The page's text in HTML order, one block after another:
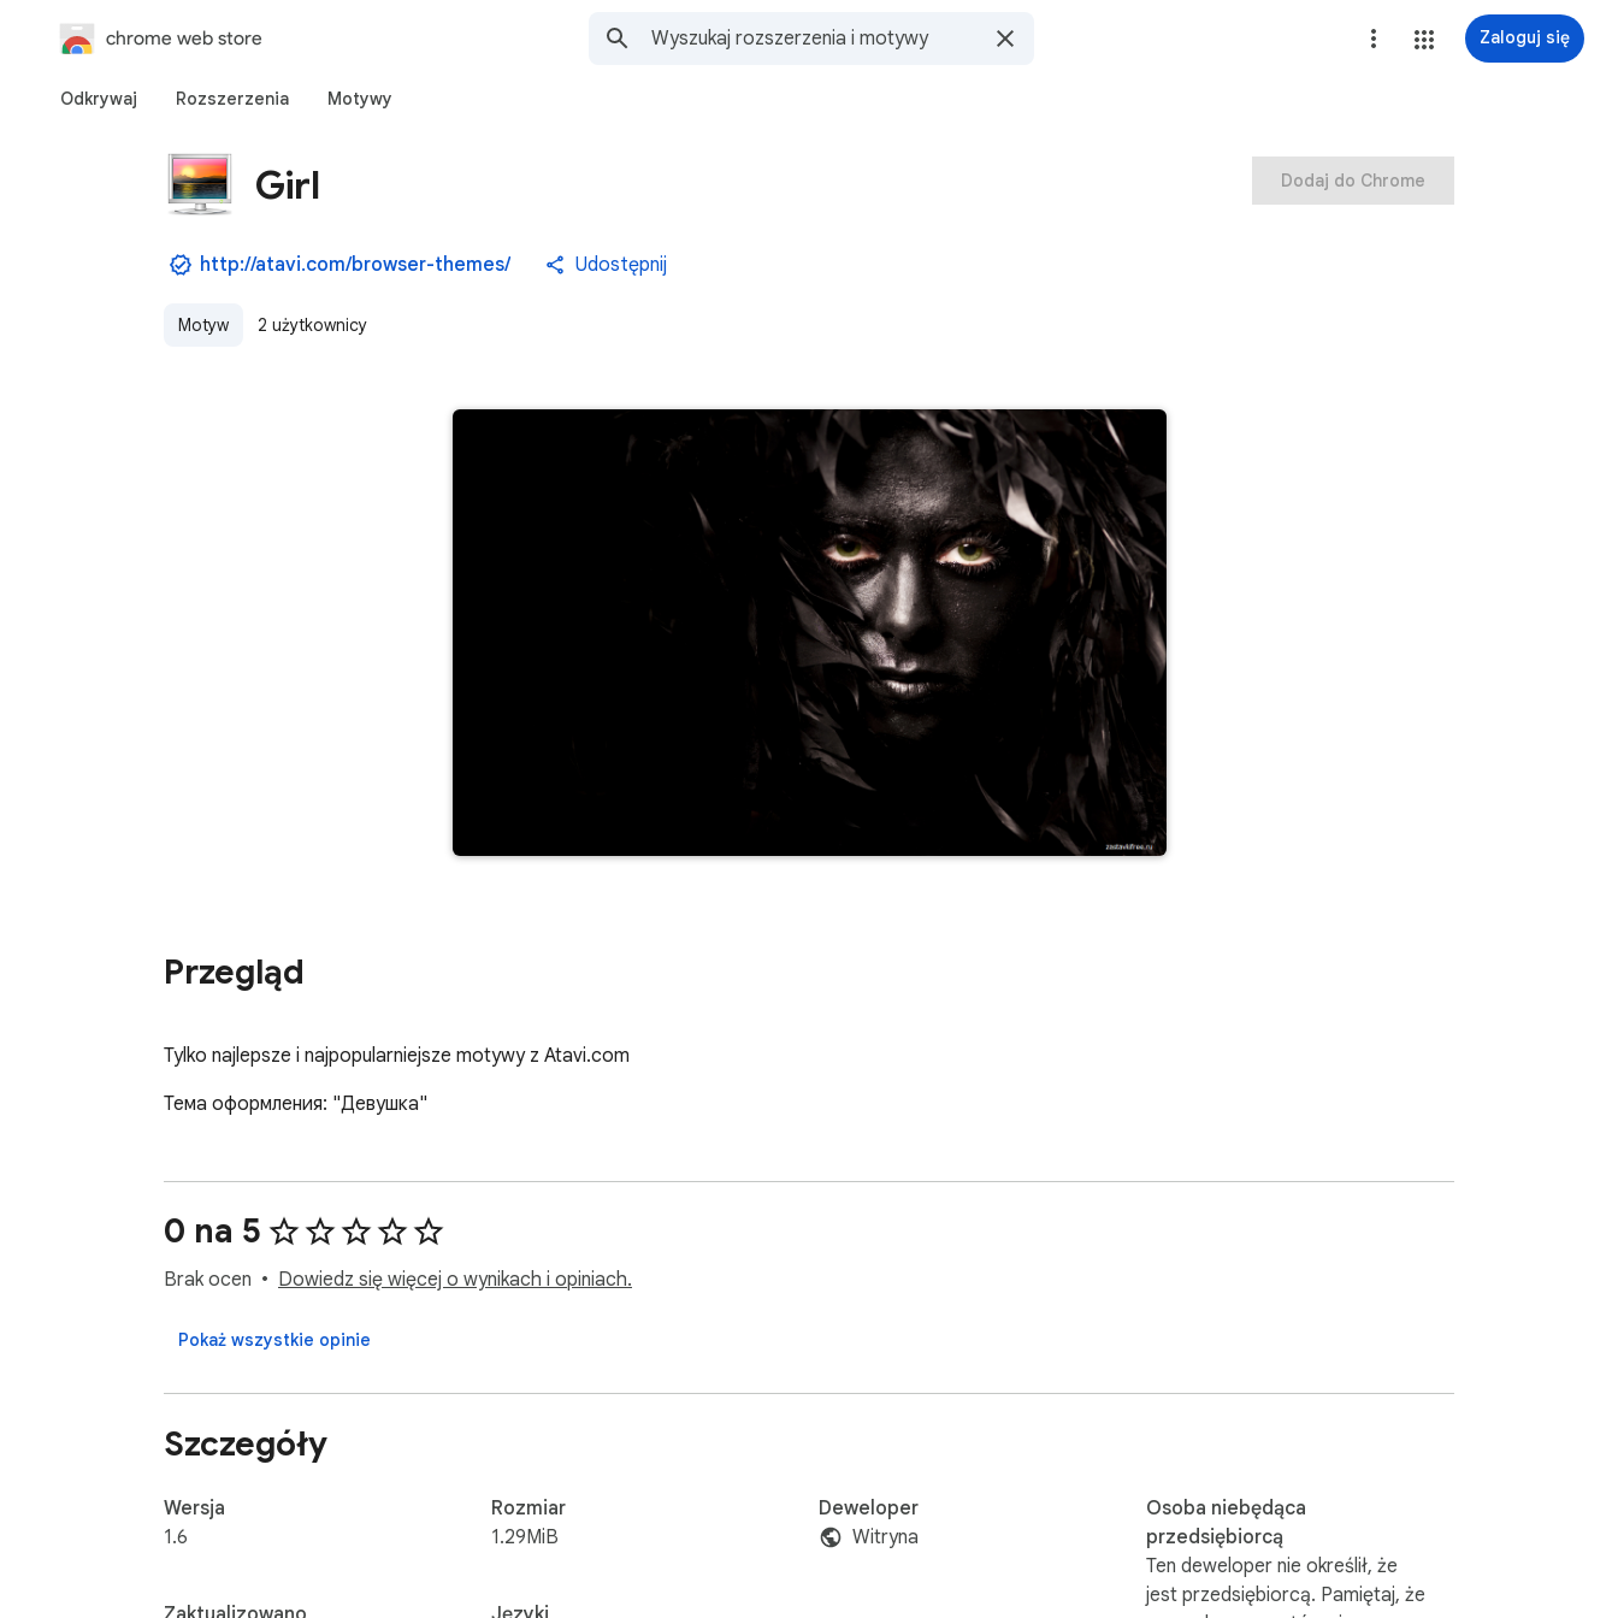
chrome web store Zaloguj się
Odkrywaj Rozszerzenia Motywy
Girl
http://atavi.com/browser-themes/ Udostępnij
Motyw 2 użytkownicy
Dodaj do Chrome
Przegląd
Tylko najlepsze i najpopularniejsze motywy z Atavi.com
Тема оформления: "Девушка"
0 na 5
Brak ocen Dowiedz się więcej o wynikach i opiniach.
Pokaż wszystkie opinie
Szczegóły
Wersja
1.6
Rozmiar
1.29MiB
Deweloper
Witryna
Osoba niebędąca
przedsiębiorcą
Ten deweloper nie określił, że
jest przedsiębiorcą. Pamiętaj, że